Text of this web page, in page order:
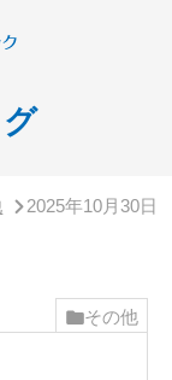
2025年10月30日
その他